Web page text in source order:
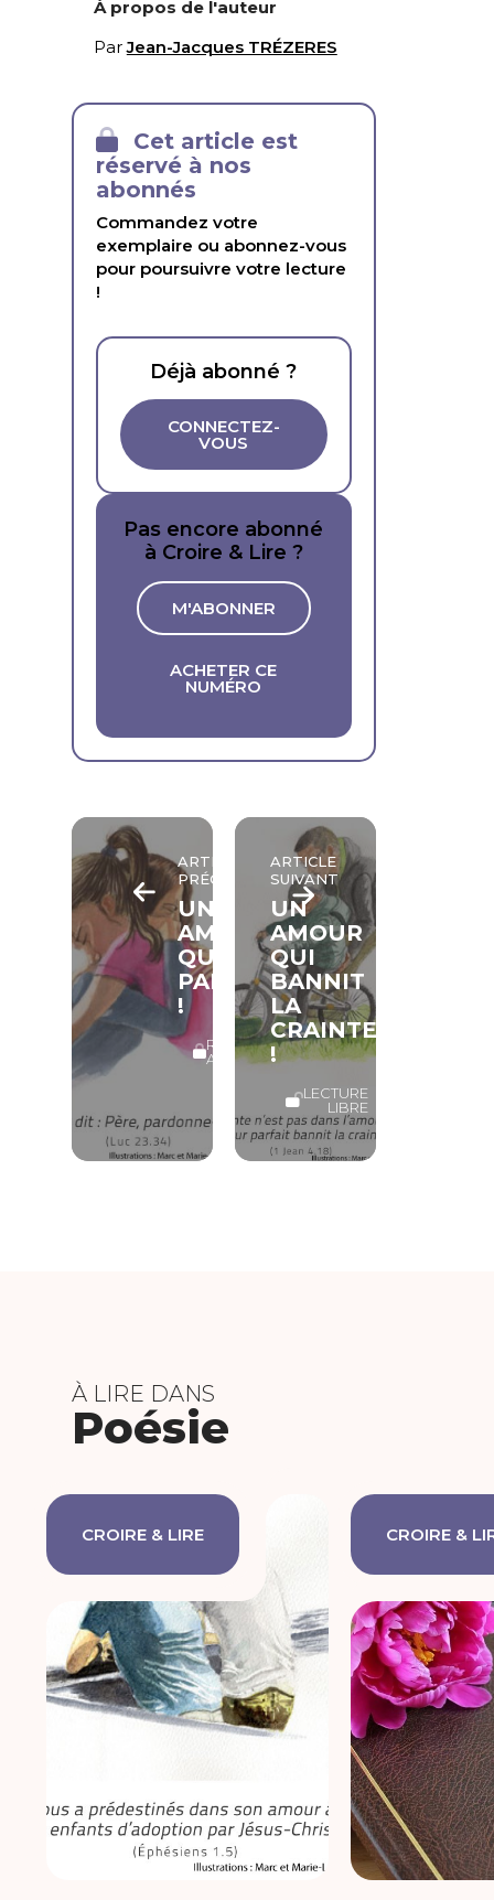
À propos de l'auteur
ParJean-Jacques TRÉZERES
Cet article est
réservé à nos
abonnés
Commandez votre
exemplaire ou abonnez-vous
pour poursuivre votre lecture
!
Déjà abonné ?
CONNECTEZ-
VOUS
Pas encore abonné
à Croire & Lire ?
M'ABONNER
ACHETER CE
NUMÉRO
ARTICLE
PRÉCÉDENT
UN
AMOUR
QUI
PARDONNE
!
RÉSERVÉ
ABONNÉS
ARTICLE
SUIVANT
UN
AMOUR
QUI
BANNIT
LA
CRAINTE
!
LECTURE
LIBRE
À LIRE DANS
Poésie
CROIRE & LIRE CROIRE &